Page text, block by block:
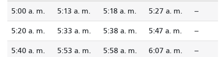
5:00 a. m. 5:13 a. m. 5:18 a. m. 5:27 a. m. --
5:20 a. m. 5:33 a. m. 5:38 a. m. 5:47 a. m. --
5:40 a. m. 5:53 a. m. 5:58 a. m. 6:07 a. m. --